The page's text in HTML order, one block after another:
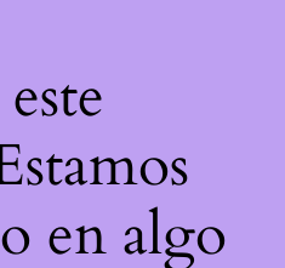
en algo